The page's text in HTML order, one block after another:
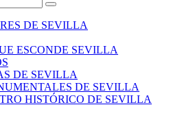
DE SEVILLA
ESCONDE SEVILLA
DE SEVILLA
DE SEVILLA
HISTÓRICO DE SEVILLA